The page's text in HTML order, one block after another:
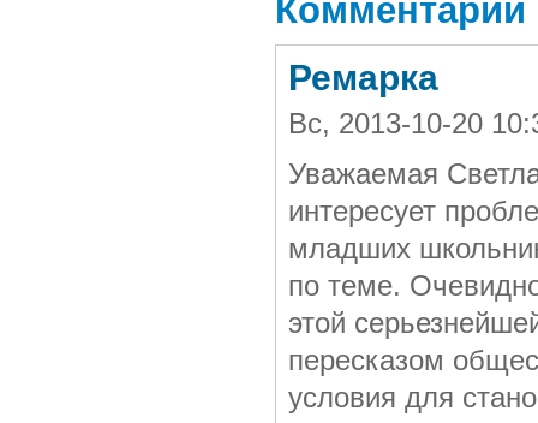
Комментарии
Ремарка
Вс, 2013-10-20
Уважаемая
интересует
младших
по теме.
этой
пересказом
условия для